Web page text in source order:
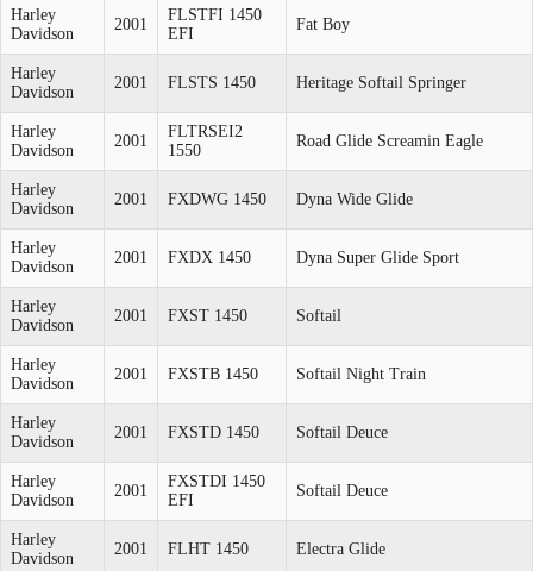
Harley
Davidson
2001
FLSTFI 1450
EFI
Fat Boy
Harley
Davidson
2001 FLSTS 1450 Heritage Softail Springer
Harley
Davidson
2001
FLTRSEI2
1550
Road Glide Screamin Eagle
Harley
Davidson
2001 FXDWG 1450 Dyna Wide Glide
Harley
Davidson
2001 FXDX 1450 Dyna Super Glide Sport
Harley
Davidson
2001 FXST 1450 Softail
Harley
Davidson
2001 FXSTB 1450 Softail Night Train
Harley
Davidson
2001 FXSTD 1450 Softail Deuce
Harley
Davidson
2001
FXSTDI 1450
EFI
Softail Deuce
Harley
Davidson
2001 FLHT 1450 Electra Glide